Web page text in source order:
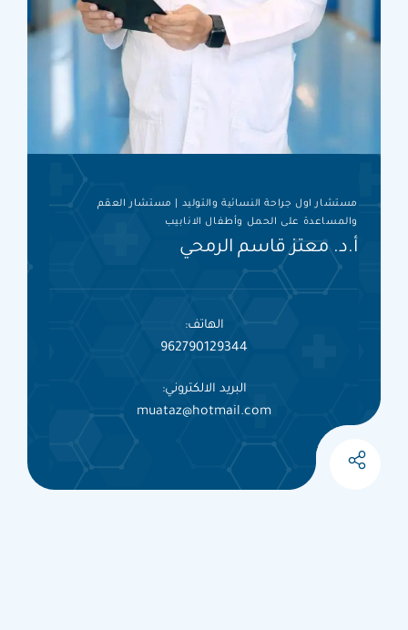
مستشار اول جراحة النسائية والتوليد | مستشار العقم
والمساعدة على الحمل وأطفال الانابيب
أ.د. معتز قاسم الرمحي
الهاتف:
962790129344
البريد الالكتروني:
muataz@hotmail.com